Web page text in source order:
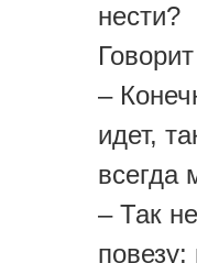
нести?
–
идет,
всегда
– Так